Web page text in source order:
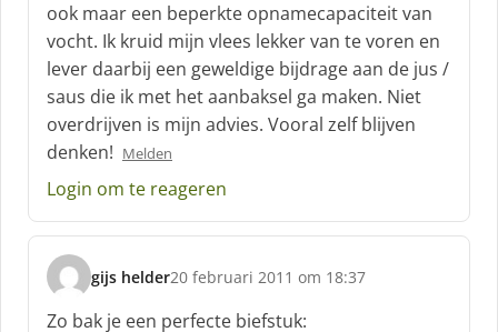
ook maar een beperkte opnamecapaciteit van
vocht. Ik kruid mijn vlees lekker van te voren en
lever daarbij een geweldige bijdrage aan de jus /
saus die ik met het aanbaksel ga maken. Niet
overdrijven is mijn advies. Vooral zelf blijven
denken! Melden
Login om te reageren
gijs helder
s
c
20 februari 2011 om 18:37
Zo bak je een perfecte biefstuk: